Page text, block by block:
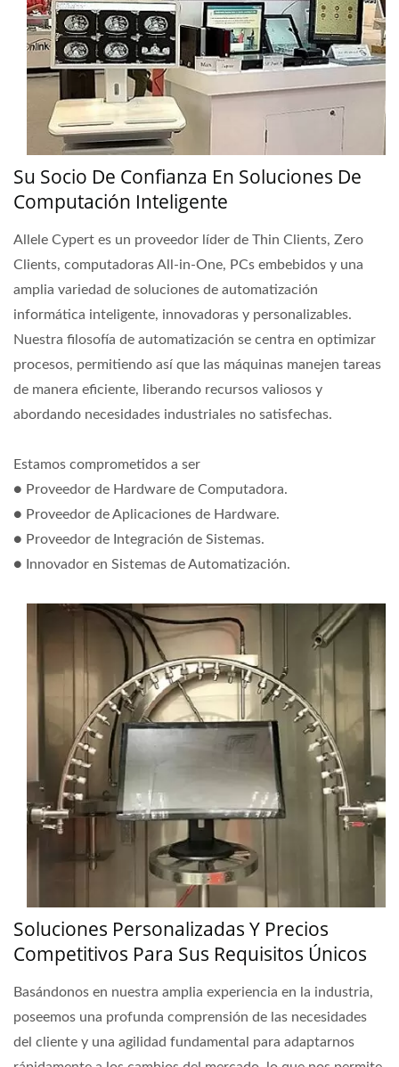
Su Socio De Confianza En Soluciones De
Computación Inteligente
Allele Cypert es un proveedor líder de Thin Clients, Zero
Clients, computadoras All-in-One, PCs embebidos y una
amplia variedad de soluciones de automatización
informática inteligente, innovadoras y personalizables.
Nuestra filosofía de automatización se centra en optimizar
procesos, permitiendo así que las máquinas manejen tareas
de manera eficiente, liberando recursos valiosos y
abordando necesidades industriales no satisfechas.
Estamos comprometidos a ser
● Proveedor de Hardware de Computadora.
● Proveedor de Aplicaciones de Hardware.
● Proveedor de Integración de Sistemas.
● Innovador en Sistemas de Automatización.
Soluciones Personalizadas Y Precios
Competitivos Para Sus Requisitos Únicos
Basándonos en nuestra amplia experiencia en la industria,
poseemos una profunda comprensión de las necesidades
del cliente y una agilidad fundamental para adaptarnos